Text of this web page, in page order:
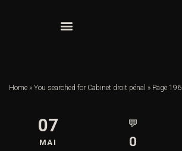
Home » You searched for Cabinet droit pénal » Page 196
07
MAI
💬
0